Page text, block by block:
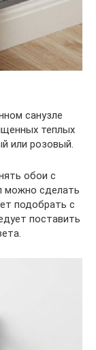
санузле
теплых
или розовый.
обои с
можно сделать
подобрать с
поставить